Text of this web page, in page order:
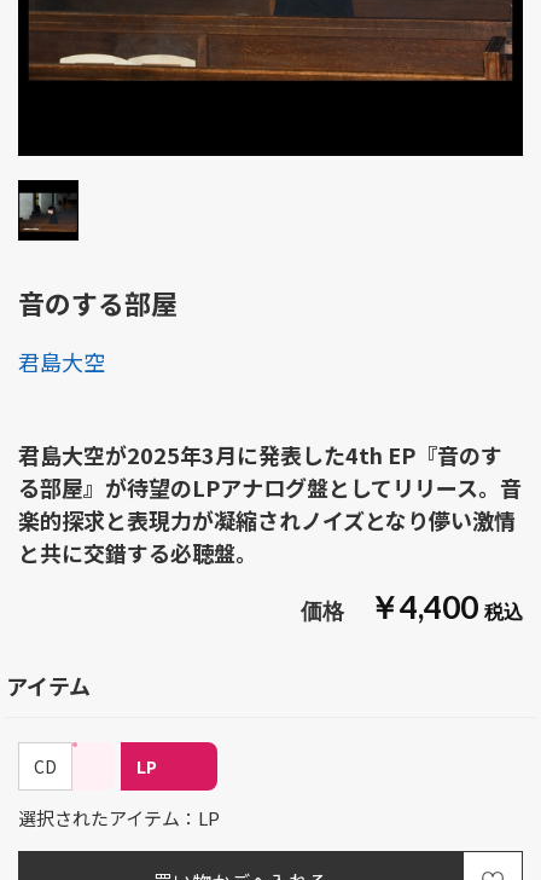
音のする部屋
￥4,400
アイテム
CD LP
選択されたアイテム：LP
君島大空
君島大空が2025年3月に発表した4th EP『音のす
る部屋』が待望のLPアナログ盤としてリリース。音
楽的探求と表現力が凝縮されノイズとなり儚い激情
と共に交錯する必聴盤。